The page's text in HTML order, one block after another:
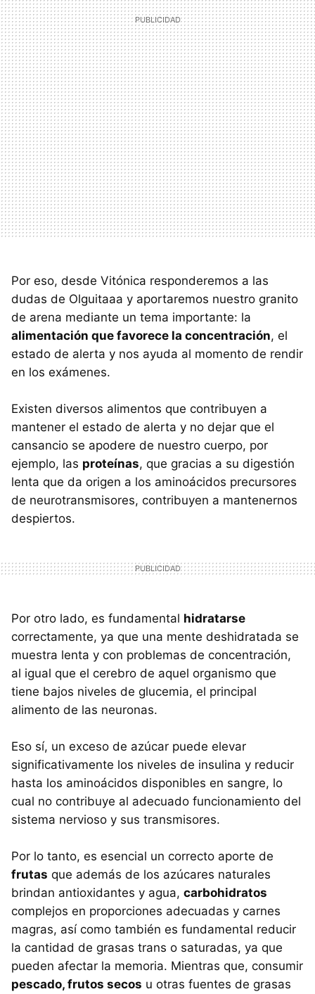
Por eso, desde Vitónica responderemos a las
dudas de Olguitaaa y aportaremos nuestro granito
de arena mediante un tema importante: la
alimentación que favorece la concentración, el
estado de alerta y nos ayuda al momento de rendir
en los exámenes.
Existen diversos alimentos que contribuyen a
mantener el estado de alerta y no dejar que el
cansancio se apodere de nuestro cuerpo, por
ejemplo, las proteínas, que gracias a su digestión
lenta que da origen a los aminoácidos precursores
de neurotransmisores, contribuyen a mantenernos
despiertos.
Por otro lado, es fundamental hidratarse
correctamente, ya que una mente deshidratada se
muestra lenta y con problemas de concentración,
al igual que el cerebro de aquel organismo que
tiene bajos niveles de glucemia, el principal
alimento de las neuronas.
Eso sí, un exceso de azúcar puede elevar
significativamente los niveles de insulina y reducir
hasta los aminoácidos disponibles en sangre, lo
cual no contribuye al adecuado funcionamiento del
sistema nervioso y sus transmisores.
Por lo tanto, es esencial un correcto aporte de
frutas que además de los azúcares naturales
brindan antioxidantes y agua, carbohidratos
complejos en proporciones adecuadas y carnes
magras, así como también es fundamental reducir
la cantidad de grasas trans o saturadas, ya que
pueden afectar la memoria. Mientras que, consumir
pescado, frutos secos u otras fuentes de grasas